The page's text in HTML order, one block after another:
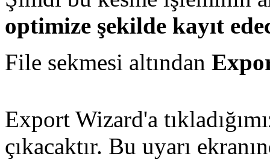
optimize şekilde kayıt
File sekmesi altından
Export Wizard'a
çıkacaktır. Bu uyarı